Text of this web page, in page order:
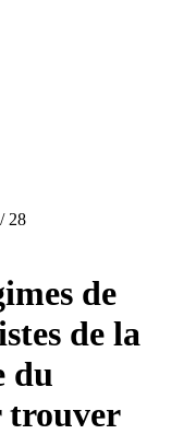
/ 28
de
de la
du
trouver